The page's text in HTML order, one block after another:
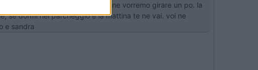
c'e' piu caldo.. in tre settimane vorremo girare un po. la
se dormi nel parcheggio e la mattina te ne vai. voi ne
e sandra